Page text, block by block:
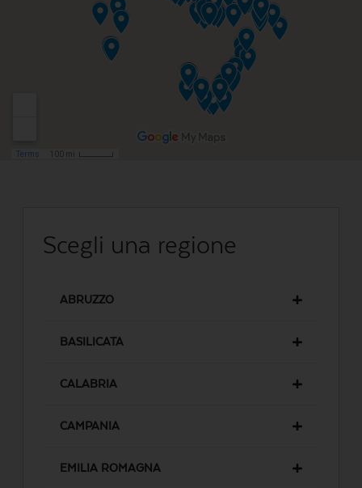
Scegli una regione
ABRUZZO
BASILICATA
CALABRIA
CAMPANIA
EMILIA ROMAGNA